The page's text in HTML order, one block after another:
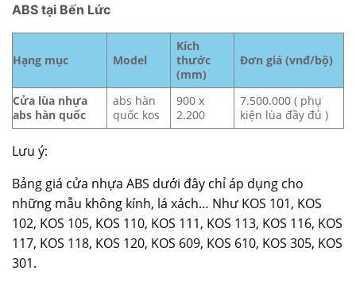
ABS tại Bến Lức
Hạng mục Model
Kích
thước
(mm)
Đơn giá (vnđ/bộ)
Cửa lùa nhựa
abs hàn quốc
abs hàn
quốc kos
900 x
2.200
7.500.000 ( phụ
kiện lùa đầy đủ )
Lưu ý:
Bảng giá cửa nhựa ABS dưới đây chỉ áp dụng cho
những mẫu không kính, lá xách… Như KOS 101, KOS
102, KOS 105, KOS 110, KOS 111, KOS 113, KOS 116, KOS
117, KOS 118, KOS 120, KOS 609, KOS 610, KOS 305, KOS
301.